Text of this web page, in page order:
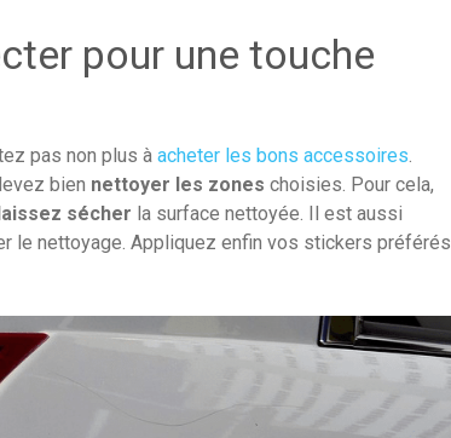
pour une touche
pas non plus à acheter les bons accessoires.
bien nettoyer les zones choisies. Pour cela,
laissez sécher la surface nettoyée. Il est aussi
le nettoyage. Appliquez enfin vos stickers préférés